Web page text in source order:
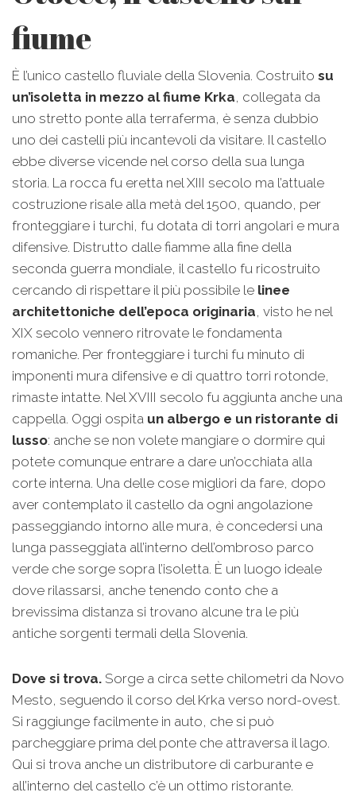
fiume
È l’unico castello fluviale della Slovenia. Costruito su
un’isoletta in mezzo al fiume Krka, collegata da
uno stretto ponte alla terraferma, è senza dubbio
uno dei castelli più incantevoli da visitare. Il castello
ebbe diverse vicende nel corso della sua lunga
storia. La rocca fu eretta nel XIII secolo ma l’attuale
costruzione risale alla metà del 1500, quando, per
fronteggiare i turchi, fu dotata di torri angolari e mura
difensive. Distrutto dalle fiamme alla fine della
seconda guerra mondiale, il castello fu ricostruito
cercando di rispettare il più possibile le linee
architettoniche dell’epoca originaria, visto he nel
XIX secolo vennero ritrovate le fondamenta
romaniche. Per fronteggiare i turchi fu minuto di
imponenti mura difensive e di quattro torri rotonde,
rimaste intatte. Nel XVIII secolo fu aggiunta anche una
cappella. Oggi ospita un albergo e un ristorante di
lusso: anche se non volete mangiare o dormire qui
potete comunque entrare a dare un’occhiata alla
corte interna. Una delle cose migliori da fare, dopo
aver contemplato il castello da ogni angolazione
passeggiando intorno alle mura, è concedersi una
lunga passeggiata all’interno dell’ombroso parco
verde che sorge sopra l’isoletta. È un luogo ideale
dove rilassarsi, anche tenendo conto che a
brevissima distanza si trovano alcune tra le più
antiche sorgenti termali della Slovenia.
Dove si trova. Sorge a circa sette chilometri da Novo
Mesto, seguendo il corso del Krka verso nord-ovest.
Si raggiunge facilmente in auto, che si può
parcheggiare prima del ponte che attraversa il lago.
Qui si trova anche un distributore di carburante e
all’interno del castello c’è un ottimo ristorante.